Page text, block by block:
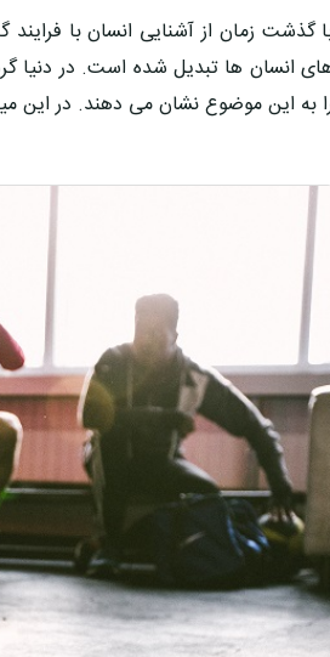
گذشت زمان از آشنایی انسان با
انسان ها تبدیل شده است. در دنیا
به این موضوع نشان می دهند. در این